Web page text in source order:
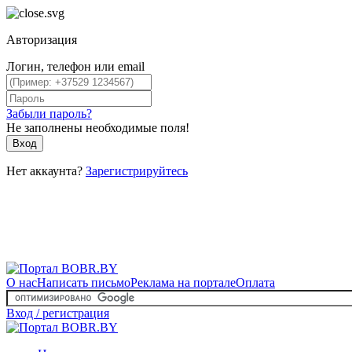
Авторизация
Логин, телефон или email
Забыли пароль?
Не заполнены необходимые поля!
Вход
Нет аккаунта? Зарегистрируйтесь
О насНаписать письмоРеклама на порталеОплата
Вход / регистрация